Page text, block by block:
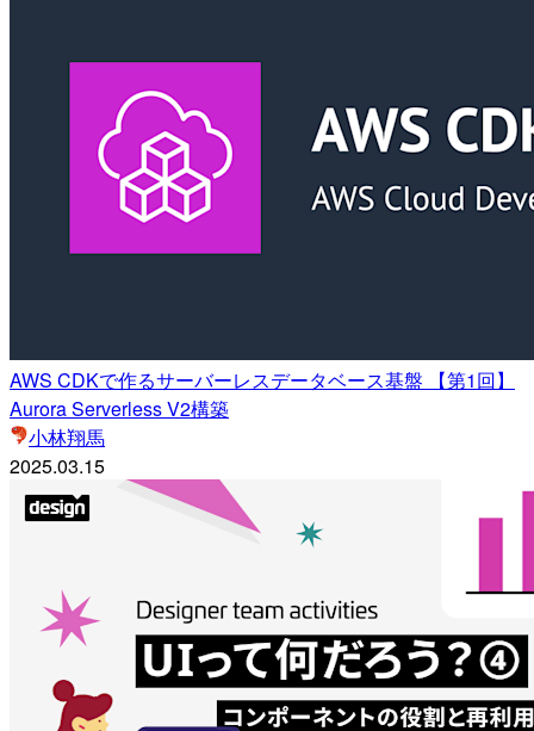
AWS CDKで作るサーバーレスデータベース基盤 【第1回】
Aurora Serverless V2構築
小林翔馬
2025.03.15